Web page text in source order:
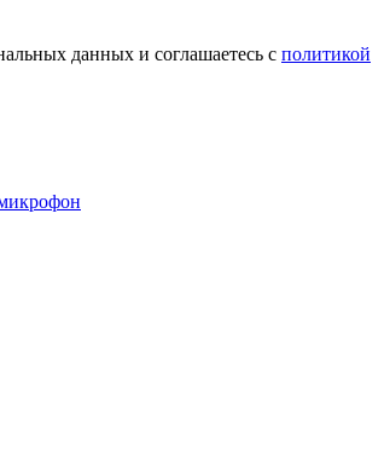
данных и соглашаетесь с политикой